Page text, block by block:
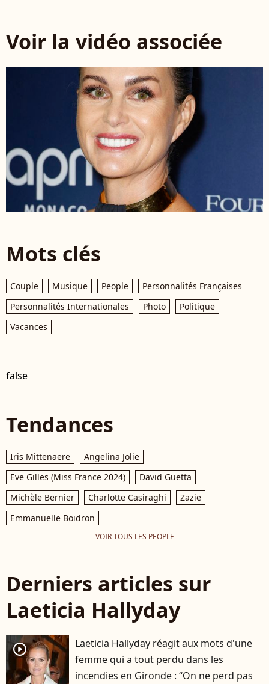
Voir la vidéo associée
Mots clés
Couple Musique People
Personnalités Françaises
Personnalités Internationales
Photo
Politique
Vacances
false
Tendances
Iris Mittenaere
Angelina Jolie
Eve Gilles (Miss France 2024)
David Guetta
Michèle Bernier
Charlotte Casiraghi
Zazie
Emmanuelle Boidron
VOIR TOUS LES PEOPLE
Derniers articles sur
Laeticia Hallyday
player2
Laeticia Hallyday réagit aux mots d'une
femme qui a tout perdu dans les
incendies en Gironde : “On ne perd pas